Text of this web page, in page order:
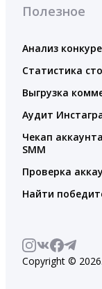
Полезное
Анализ
Статистика
Выгрузка
Аудит
Чекап
SMM
Проверка
Найти
Copyright ©